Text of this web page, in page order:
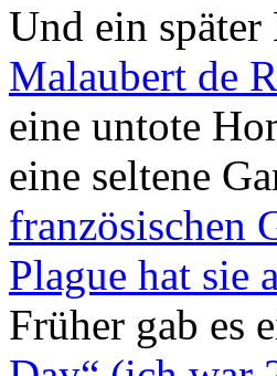
Und ein
Malaubert de
eine untote
eine seltene
französischen
Plague hat sie
Früher gab es